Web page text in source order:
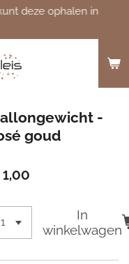
deze ophalen in
-
goud
In
winkelwagen